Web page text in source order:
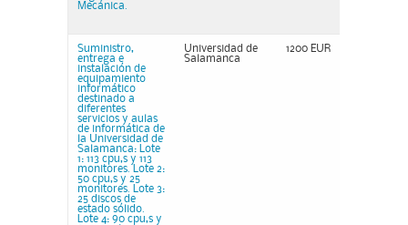
Mecánica.
Suministro,
entrega e
instalación de
equipamiento
informático
destinado a
diferentes
servicios y aulas
de informática de
la Universidad de
Salamanca: Lote
1: 113 cpu,s y 113
monitores. Lote 2:
50 cpu,s y 25
monitores. Lote 3:
25 discos de
estado sólido.
Lote 4: 90 cpu,s y
Universidad de
Salamanca
1200 EUR